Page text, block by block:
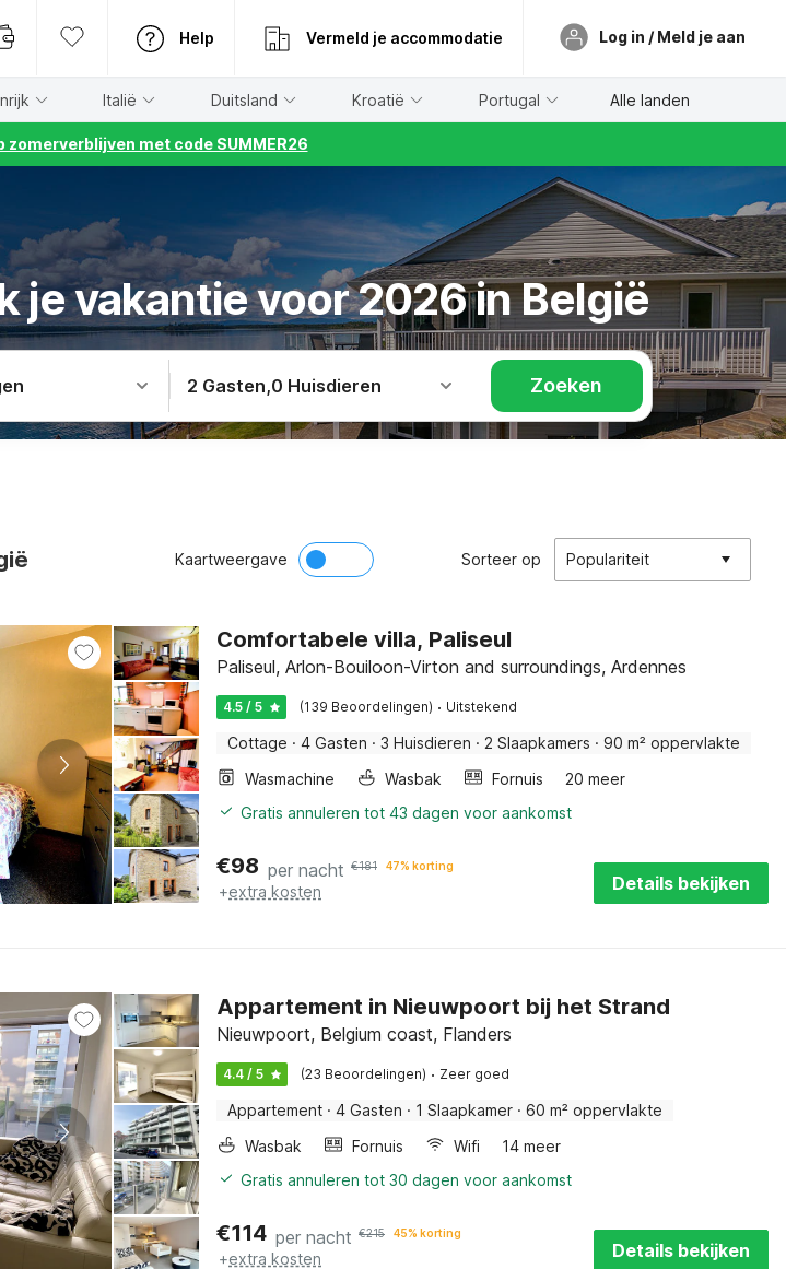
Help Vermeld je accommodatie Log in / Meld je aan
Italië Duitsland Kroatië Portugal Alle landen
zomerverblijven met code SUMMER26
vakantie voor 2026 in België
2 Gasten,0 Huisdieren Zoeken
Kaartweergave Sorteer op Populariteit
Comfortabele villa, Paliseul
Paliseul, Arlon-Bouiloon-Virton and surroundings, Ardennes
4.5 / 5 (139 Beoordelingen) · Uitstekend
Cottage · 4 Gasten · 3 Huisdieren · 2 Slaapkamers · 90 m² oppervlakte
Wasmachine
Wasbak Fornuis
20 meer
Gratis annuleren tot 43 dagen voor aankomst
€98 per nacht €181 47% korting
+extra kosten Details bekijken
Appartement in Nieuwpoort bij het Strand
Nieuwpoort, Belgium coast, Flanders
4.4 / 5 (23 Beoordelingen) · Zeer goed
Appartement · 4 Gasten · 1 Slaapkamer · 60 m² oppervlakte
Wasbak
Fornuis Wifi
14 meer
Gratis annuleren tot 30 dagen voor aankomst
€114 per nacht €215 45% korting
+extra kosten Details bekijken